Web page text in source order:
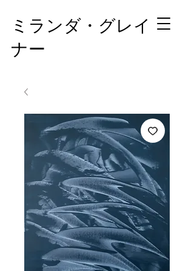
ミランダ・グレイ
ナー